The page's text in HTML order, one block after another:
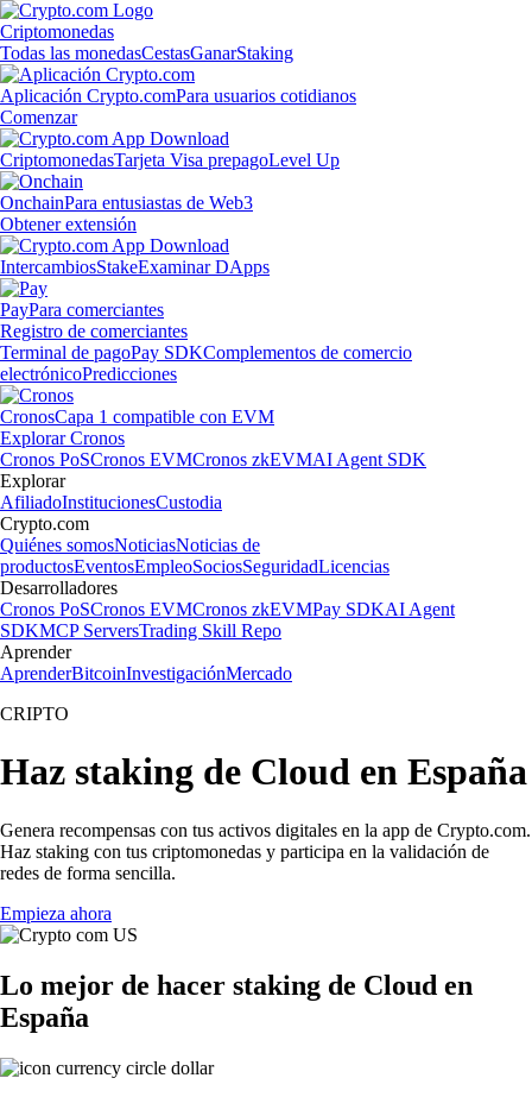
Criptomonedas
Todas las monedasCestasGanarStaking
Aplicación Crypto.comPara usuarios cotidianos
Comenzar
CriptomonedasTarjeta Visa prepagoLevel Up
OnchainPara entusiastas de Web3
Obtener extensión
IntercambiosStakeExaminar DApps
PayPara comerciantes
Registro de comerciantes
Terminal de pagoPay SDKComplementos de comercio
electrónicoPredicciones
CronosCapa 1 compatible con EVM
Explorar Cronos
Cronos PoSCronos EVMCronos zkEVMAI Agent SDK
Explorar
AfiliadoInstitucionesCustodia
Crypto.com
Quiénes somosNoticiasNoticias de
productosEventosEmpleoSociosSeguridadLicencias
Desarrolladores
Cronos PoSCronos EVMCronos zkEVMPay SDKAI Agent
SDKMCP ServersTrading Skill Repo
Aprender
AprenderBitcoinInvestigaciónMercado
CRIPTO
Haz staking de Cloud en España
Genera recompensas con tus activos digitales en la app de Crypto.com.
Haz staking con tus criptomonedas y participa en la validación de
redes de forma sencilla.
Empieza ahora
Lo mejor de hacer staking de Cloud en
España